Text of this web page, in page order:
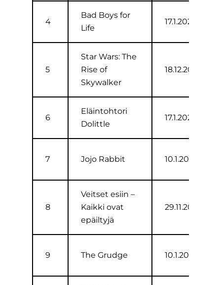
4
Bad Boys for
Life
17.1.2020
5
Star Wars: The
Rise of
Skywalker
18.12.2019
6
Eläintohtori
Dolittle
17.1.2020
7 Jojo Rabbit 10.1.2020
8
Veitset esiin –
Kaikki ovat
epäiltyjä
29.11.2019
9 The Grudge 10.1.2020